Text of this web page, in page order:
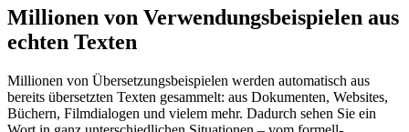
Millionen von Verwendungsbeispielen aus
echten Texten
Millionen von Übersetzungsbeispielen werden automatisch aus
bereits übersetzten Texten gesammelt: aus Dokumenten, Websites,
Büchern, Filmdialogen und vielem mehr. Dadurch sehen Sie ein